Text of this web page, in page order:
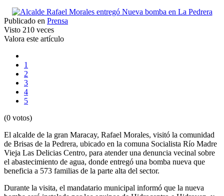
Publicado en Prensa
Visto 210 veces
Valora este artículo
1
2
3
4
5
(0 votos)
El alcalde de la gran Maracay, Rafael Morales, visitó la comunidad
de Brisas de la Pedrera, ubicado en la comuna Socialista Río Madre
Vieja Las Delicias Centro, para atender una denuncia vecinal sobre
el abastecimiento de agua, donde entregó una bomba nueva que
beneficia a 573 familias de la parte alta del sector.
Durante la visita, el mandatario municipal informó que la nueva